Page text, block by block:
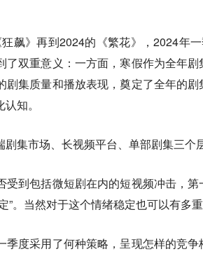
飙》再到2024的《繁花》，2024年
双重意义：一方面，寒假作为全年剧
剧集质量和播放表现，奠定了全年的
知。
集市场、长视频平台、单部剧集三个
受到包括微短剧在内的短视频冲击，
”。当然对于这个情绪稳定也可以有多重
季度采用了何种策略，呈现怎样的竞